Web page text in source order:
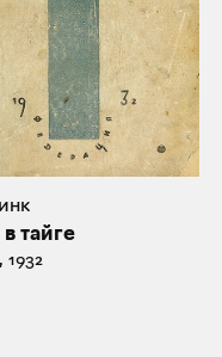
тайге
1932